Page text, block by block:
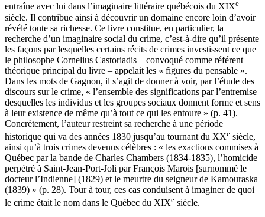
entraîne avec lui dans l’imaginaire littéraire québécois du XIXe
siècle. Il contribue ainsi à découvrir un domaine encore loin d’avoir
révélé toute sa richesse. Ce livre constitue, en particulier, la
recherche d’un imaginaire social du crime, c’est-à-dire qu’il présente
les façons par lesquelles certains récits de crimes investissent ce que
le philosophe Cornelius Castoriadis – convoqué comme référent
théorique principal du livre – appelait les « figures du pensable ».
Dans les mots de Gagnon, il s’agit de donner à voir, par l’étude des
discours sur le crime, « l’ensemble des significations par l’entremise
desquelles les individus et les groupes sociaux donnent forme et sens
à leur existence de même qu’à tout ce qui les entoure » (p. 41).
Concrètement, l’auteur restreint sa recherche à une période
historique qui va des années 1830 jusqu’au tournant du XXe siècle,
ainsi qu’à trois crimes devenus célèbres : « les exactions commises à
Québec par la bande de Charles Chambers (1834-1835), l’homicide
perpétré à Saint-Jean-Port-Joli par François Marois [surnommé le
docteur l’Indienne] (1829) et le meurtre du seigneur de Kamouraska
(1839) » (p. 28). Tour à tour, ces cas conduisent à imaginer de quoi
le crime était le nom dans le Québec du XIXe siècle.